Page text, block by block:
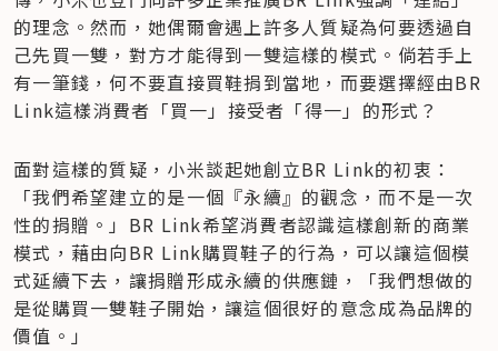
的理念。然而，她偶爾會遇上許多人質疑為何要透過自
己先買一雙，對方才能得到一雙這樣的模式。倘若手上
有一筆錢，何不要直接買鞋捐到當地，而要選擇經由BR
Link這樣消費者「買一」接受者「得一」的形式？
面對這樣的質疑，小米談起她創立BR Link的初衷：
「我們希望建立的是一個『永續』的觀念，而不是一次
性的捐贈。」BR Link希望消費者認識這樣創新的商業
模式，藉由向BR Link購買鞋子的行為，可以讓這個模
式延續下去，讓捐贈形成永續的供應鏈，「我們想做的
是從購買一雙鞋子開始，讓這個很好的意念成為品牌的
價值。」